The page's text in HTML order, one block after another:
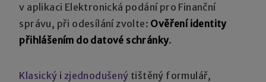
v aplikaci Elektronická podání pro Finanční
správu, při odesílání zvolte: Ověření identity
přihlášením do datové schránky.
Klasický i zjednodušený tištěný formulář,